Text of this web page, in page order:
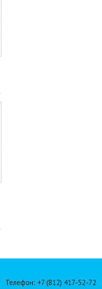
Телефон: +7 (812) 417-52-72